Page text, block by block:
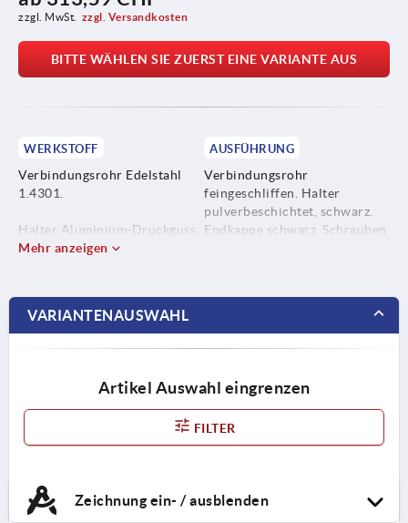
zzgl. MwSt. zzgl. Versandkosten
BITTE WÄHLEN SIE ZUERST EINE VARIANTE AUS
WERKSTOFF
Verbindungsrohr Edelstahl
1.4301.
Halter Aluminium-Druckguss.
Stahl.
AUSFÜHRUNG
Verbindungsrohr
feingeschliffen. Halter
pulverbeschichtet, schwarz.
Endkappe schwarz. Schrauben
Mehr anzeigen
VARIANTENAUSWAHL
Artikel Auswahl eingrenzen
FILTER
Zeichnung ein- / ausblenden